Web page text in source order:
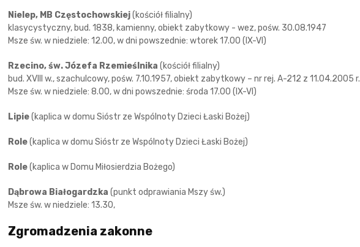
Nielep, MB Częstochowskiej(kościół filialny)
klasycystyczny, bud. 1838, kamienny, obiekt zabytkowy - wez, pośw. 30.08.1947
Msze św. w niedziele: 12.00, w dni powszednie: wtorek 17.00 (IX-VI)
Rzecino, św. Józefa Rzemieślnika (kościół filialny)
bud. XVIII w., szachulcowy, pośw. 7.10.1957, obiekt zabytkowy – nr rej. A-212 z 11.04.2005 r.
Msze św. w niedziele: 8.00, w dni powszednie: środa 17.00 (IX-VI)
Lipie(kaplica w domu Sióstr ze Wspólnoty Dzieci Łaski Bożej)
Role(kaplica w domu Sióstr ze Wspólnoty Dzieci Łaski Bożej)
Role(kaplica w Domu Miłosierdzia Bożego)
Dąbrowa Białogardzka (punkt odprawiania Mszy św.)
Msze św. w niedziele: 13.30,
Zgromadzenia zakonne